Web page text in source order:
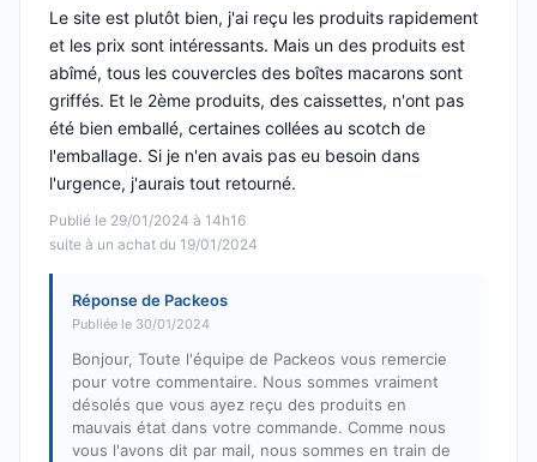
Publié le 29/01/2024 à 14h16
suite à un achat du 19/01/2024
Le site est plutôt bien, j'ai reçu les produits rapidement
et les prix sont intéressants. Mais un des produits est
abîmé, tous les couvercles des boîtes macarons sont
griffés. Et le 2ème produits, des caissettes, n'ont pas
été bien emballé, certaines collées au scotch de
l'emballage. Si je n'en avais pas eu besoin dans
l'urgence, j'aurais tout retourné.
Réponse de Packeos
Publiée le 30/01/2024
Bonjour, Toute l'équipe de Packeos vous remercie
pour votre commentaire. Nous sommes vraiment
désolés que vous ayez reçu des produits en
mauvais état dans votre commande. Comme nous
vous l'avons dit par mail, nous sommes en train de